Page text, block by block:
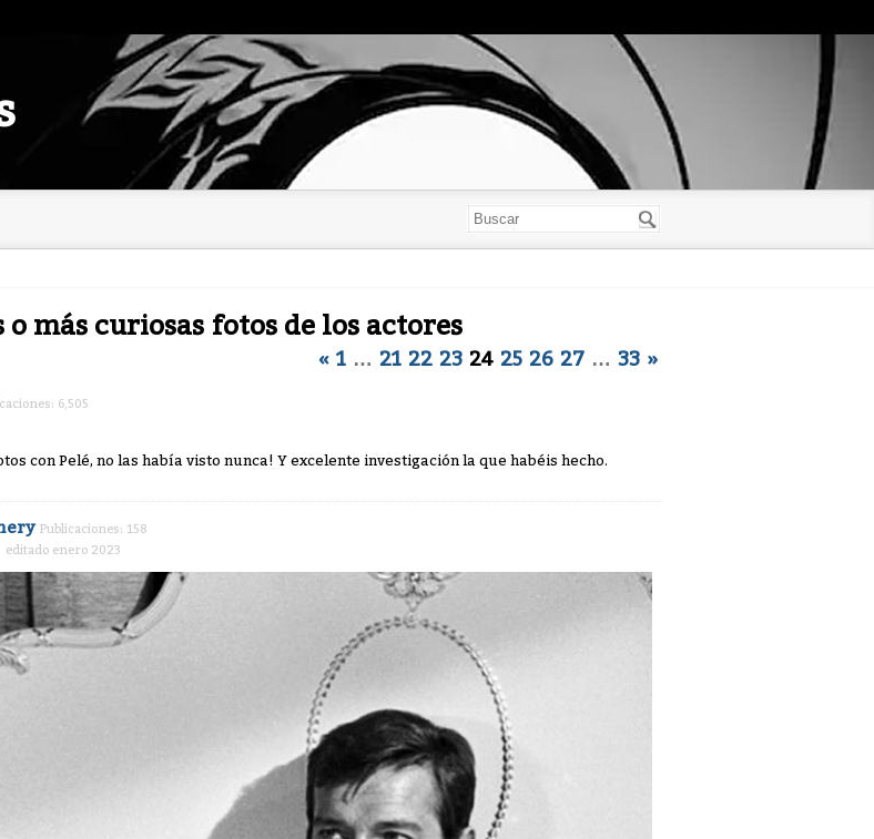
o más curiosas fotos de los actores
« 1 … 21 22 23 24 25 26 27 … 33 »
6,505
con Pelé, no las había visto nunca! Y excelente investigación la que habéis hecho.
Publicaciones: 158
editado enero 2023